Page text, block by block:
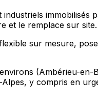
et le remplace sur site.
sur mesure,
(Ambérieu-
y compris en